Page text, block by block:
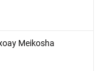
Meikosha